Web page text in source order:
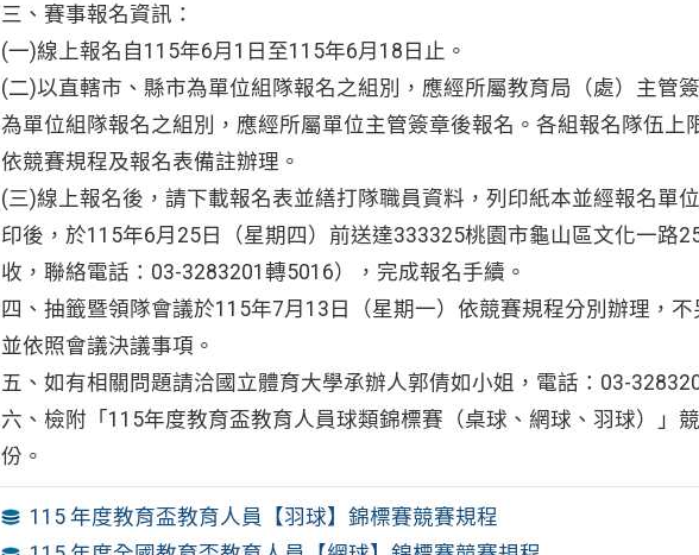
三、賽事報名資訊：
(一)線上報名自115年6月1日至115年6月18日止。
(二)以直轄市、縣市為單位組隊報名之組別，應經所屬教育局（處）主管
為單位組隊報名之組別，應經所屬單位主管簽章後報名。各組報名隊伍上
依競賽規程及報名表備註辦理。
(三)線上報名後，請下載報名表並繕打隊職員資料，列印紙本並經報名單
印後，於115年6月25日（星期四）前送達333325桃園市龜山區文化一路
收，聯絡電話：03-3283201轉5016），完成報名手續。
四、抽籤暨領隊會議於115年7月13日（星期一）依競賽規程分別辦理，
並依照會議決議事項。
五、如有相關問題請洽國立體育大學承辦人郭倩如小姐，電話：03-
六、檢附「115年度教育盃教育人員球類錦標賽（桌球、網球、羽球）」
份。
115 年度教育盃教育人員【羽球】錦標賽競賽規程